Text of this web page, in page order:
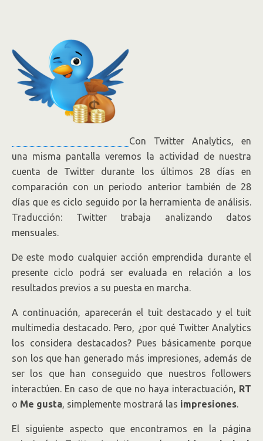
Con Twitter Analytics, en
una misma pantalla veremos la actividad de nuestra
cuenta de Twitter durante los últimos 28 días en
comparación con un periodo anterior también de 28
días que es ciclo seguido por la herramienta de análisis.
Traducción: Twitter trabaja analizando datos
mensuales.
De este modo cualquier acción emprendida durante el
presente ciclo podrá ser evaluada en relación a los
resultados previos a su puesta en marcha.
A continuación, aparecerán el tuit destacado y el tuit
multimedia destacado. Pero, ¿por qué Twitter Analytics
los considera destacados? Pues básicamente porque
son los que han generado más impresiones, además de
ser los que han conseguido que nuestros followers
interactúen. En caso de que no haya interactuación, RT
o Me gusta, simplemente mostrará las impresiones.
El siguiente aspecto que encontramos en la página